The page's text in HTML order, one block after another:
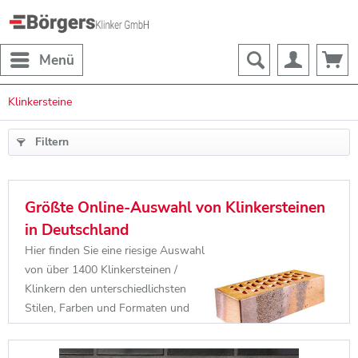
Menü
Klinkersteine
Filtern
Größte Online-Auswahl von Klinkersteinen
in Deutschland
Hier finden Sie eine riesige Auswahl
von über 1400 Klinkersteinen /
Klinkern den unterschiedlichsten
Stilen, Farben und Formaten und
über 3000 Häusern, wo die Klinker
verbaut wurden. Mit unserem